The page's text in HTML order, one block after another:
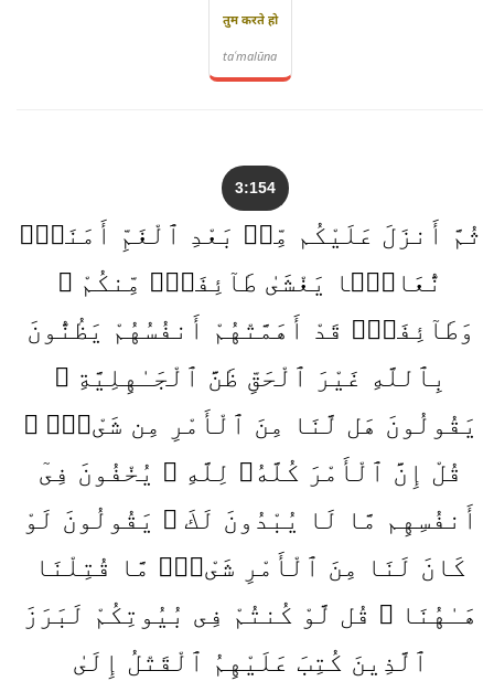
तुम करते हो
taʿmalūna
3:154
ثُمَّ أَنزَلَ عَلَيْكُم مِّنۢ بَعْدِ ٱلْغَمِّ أَمَنَةًۭ
نُّعَاسًۭا يَغْشَىٰ طَآئِفَةًۭ مِّنكُمْ ۖ
وَطَآئِفَةٌۭ قَدْ أَهَمَّتْهُمْ أَنفُسُهُمْ يَظُنُّونَ
بِٱللَّهِ غَيْرَ ٱلْحَقِّ ظَنَّ ٱلْجَـٰهِلِيَّةِ ۖ
يَقُولُونَ هَل لَّنَا مِنَ ٱلْأَمْرِ مِن شَىْءٍۢ ۗ
قُلْ إِنَّ ٱلْأَمْرَ كُلَّهُۥ لِلَّهِ ۗ يُخْفُونَ فِىٓ
أَنفُسِهِم مَّا لَا يُبْدُونَ لَكَ ۖ يَقُولُونَ لَوْ
كَانَ لَنَا مِنَ ٱلْأَمْرِ شَىْءٌۭ مَّا قُتِلْنَا
هَـٰهُنَا ۗ قُل لَّوْ كُنتُمْ فِى بُيُوتِكُمْ لَبَرَزَ
ٱلَّذِينَ كُتِبَ عَلَيْهِمُ ٱلْقَتْلُ إِلَىٰ